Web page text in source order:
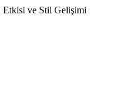
Etkisi ve Stil Gelişimi